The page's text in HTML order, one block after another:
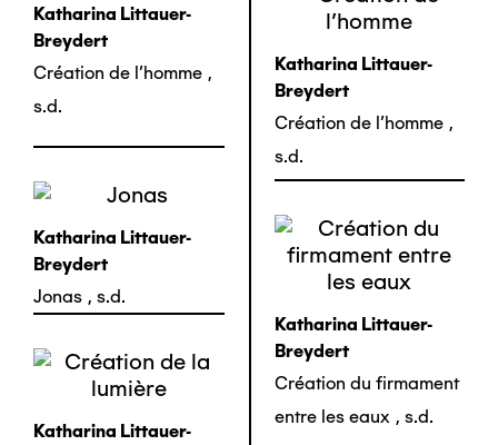
Katharina Littauer-
Breydert
Création de l'homme ,
s.d.
Katharina Littauer-
Breydert
Création de l'homme ,
s.d.
Katharina Littauer-
Breydert
Jonas , s.d.
Katharina Littauer-
Breydert
Création du firmament
entre les eaux , s.d.
Katharina Littauer-